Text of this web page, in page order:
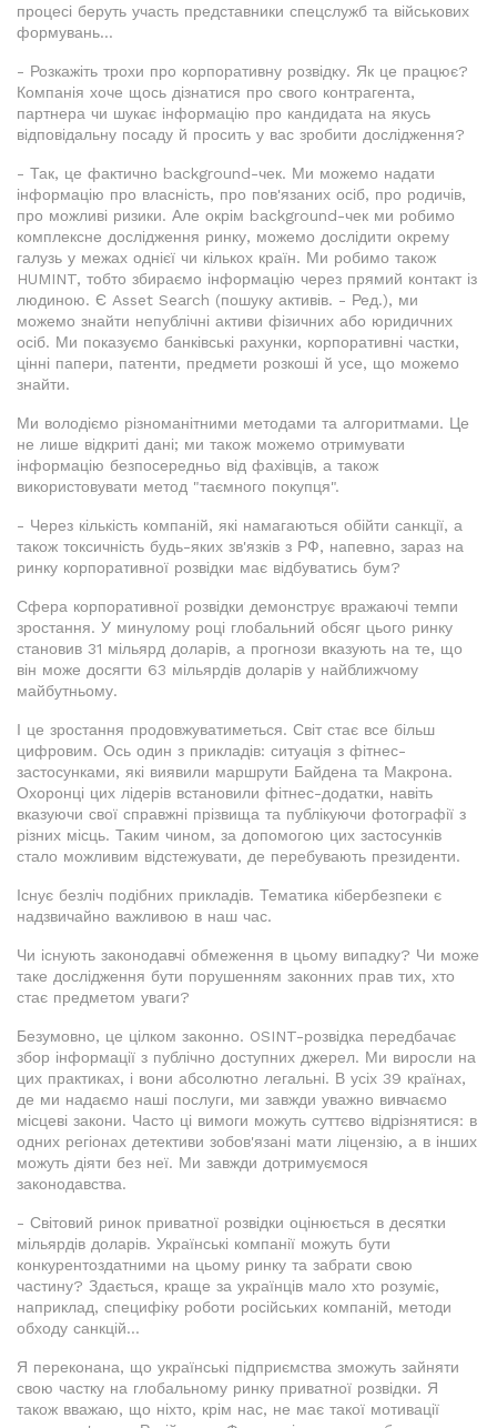
процесі беруть участь представники спецслужб та військових
формувань...
- Розкажіть трохи про корпоративну розвідку. Як це працює?
Компанія хоче щось дізнатися про свого контрагента,
партнера чи шукає інформацію про кандидата на якусь
відповідальну посаду й просить у вас зробити дослідження?
- Так, це фактично background-чек. Ми можемо надати
інформацію про власність, про пов'язаних осіб, про родичів,
про можливі ризики. Але окрім background-чек ми робимо
комплексне дослідження ринку, можемо дослідити окрему
галузь у межах однієї чи кількох країн. Ми робимо також
HUMINT, тобто збираємо інформацію через прямий контакт із
людиною. Є Asset Search (пошуку активів. - Ред.), ми
можемо знайти непублічні активи фізичних або юридичних
осіб. Ми показуємо банківські рахунки, корпоративні частки,
цінні папери, патенти, предмети розкоші й усе, що можемо
знайти.
Ми володіємо різноманітними методами та алгоритмами. Це
не лише відкриті дані; ми також можемо отримувати
інформацію безпосередньо від фахівців, а також
використовувати метод "таємного покупця".
- Через кількість компаній, які намагаються обійти санкції, а
також токсичність будь-яких зв'язків з РФ, напевно, зараз на
ринку корпоративної розвідки має відбуватись бум?
Сфера корпоративної розвідки демонструє вражаючі темпи
зростання. У минулому році глобальний обсяг цього ринку
становив 31 мільярд доларів, а прогнози вказують на те, що
він може досягти 63 мільярдів доларів у найближчому
майбутньому.
І це зростання продовжуватиметься. Світ стає все більш
цифровим. Ось один з прикладів: ситуація з фітнес-
застосунками, які виявили маршрути Байдена та Макрона.
Охоронці цих лідерів встановили фітнес-додатки, навіть
вказуючи свої справжні прізвища та публікуючи фотографії з
різних місць. Таким чином, за допомогою цих застосунків
стало можливим відстежувати, де перебувають президенти.
Існує безліч подібних прикладів. Тематика кібербезпеки є
надзвичайно важливою в наш час.
Чи існують законодавчі обмеження в цьому випадку? Чи може
таке дослідження бути порушенням законних прав тих, хто
стає предметом уваги?
Безумовно, це цілком законно. OSINT-розвідка передбачає
збор інформації з публічно доступних джерел. Ми виросли на
цих практиках, і вони абсолютно легальні. В усіх 39 країнах,
де ми надаємо наші послуги, ми завжди уважно вивчаємо
місцеві закони. Часто ці вимоги можуть суттєво відрізнятися: в
одних регіонах детективи зобов'язані мати ліцензію, а в інших
можуть діяти без неї. Ми завжди дотримуємося
законодавства.
- Світовий ринок приватної розвідки оцінюється в десятки
мільярдів доларів. Українські компанії можуть бути
конкурентоздатними на цьому ринку та забрати свою
частину? Здається, краще за українців мало хто розуміє,
наприклад, специфіку роботи російських компаній, методи
обходу санкцій...
Я переконана, що українські підприємства зможуть зайняти
свою частку на глобальному ринку приватної розвідки. Я
також вважаю, що ніхто, крім нас, не має такої мотивації